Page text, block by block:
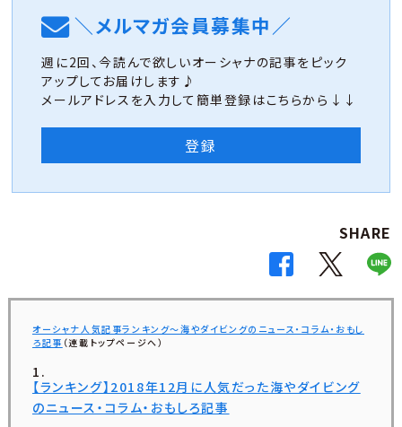
＼メルマガ会員募集中／
週に2回、今読んで欲しいオーシャナの記事をピック
アップしてお届けします♪
メールアドレスを入力して簡単登録はこちらから↓↓
登録
SHARE
オーシャナ人気記事ランキング～海やダイビングのニュース・コラム・おもし
ろ記事 （連載トップページへ）
【ランキング】2018年12月に人気だった海やダイビング
のニュース・コラム・おもしろ記事